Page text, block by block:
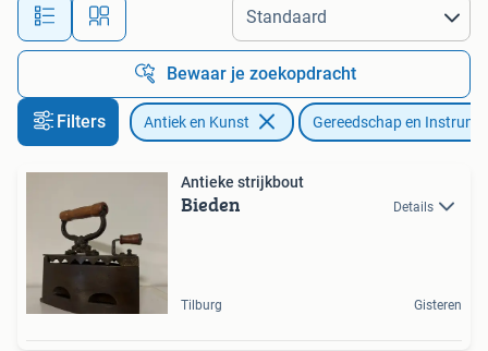
Alle afstanden…
Bewaar je zoekopdracht
Filters Antiek en Kunst Gereedschap en
Antieke strijkbout
Bieden Details
Tilburg Gisteren